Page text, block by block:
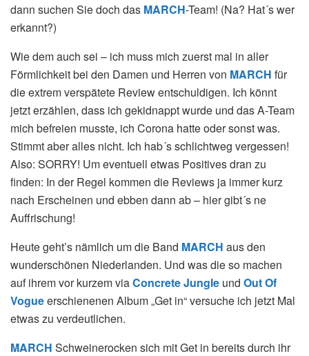
dann suchen Sie doch das MARCH-Team! (Na? Hat´s wer
erkannt?)
Wie dem auch sei – ich muss mich zuerst mal in aller
Förmlichkeit bei den Damen und Herren von MARCH für
die extrem verspätete Review entschuldigen. Ich könnt
jetzt erzählen, dass ich gekidnappt wurde und das A-Team
mich befreien musste, ich Corona hatte oder sonst was.
Stimmt aber alles nicht. Ich hab´s schlichtweg vergessen!
Also: SORRY! Um eventuell etwas Positives dran zu
finden: In der Regel kommen die Reviews ja immer kurz
nach Erscheinen und ebben dann ab – hier gibt´s ne
Auffrischung!
Heute geht’s nämlich um die Band MARCH aus den
wunderschönen Niederlanden. Und was die so machen
auf ihrem vor kurzem viaConcrete Jungle und Out Of
Vogueerschienenen Album „Get in“ versuche ich jetzt Mal
etwas zu verdeutlichen.
MARCH Schweinerocken sich mit Get in bereits durch ihr